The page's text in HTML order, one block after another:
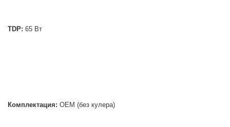
TDP: 65 Вт
Комплектация: OEM (без кулера)